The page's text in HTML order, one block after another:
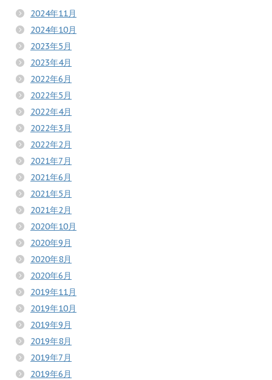
2024年11月
2024年10月
2023年5月
2023年4月
2022年6月
2022年5月
2022年4月
2022年3月
2022年2月
2021年7月
2021年6月
2021年5月
2021年2月
2020年10月
2020年9月
2020年8月
2020年6月
2019年11月
2019年10月
2019年9月
2019年8月
2019年7月
2019年6月